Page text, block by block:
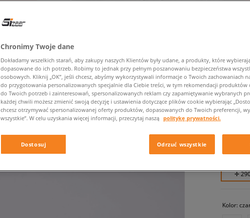
ADIDAS
damskie,
529,99 zł
✛
Kolor:
Chronimy Twoje dane
Dokładamy wszelkich starań, aby zakupy naszych Klientów były udane, a produkty, które
dopasowane do ich potrzeb. Robimy to jednak przy pełnym poszanowaniu bezpieczeństwa
osobowych. Kliknij „OK”, jeśli chcesz, abyśmy wykorzystywali informacje o Twoich zachowaniach
do przygotowania personalizowanych specjalnie dla Ciebie treści, w tym rekomendacji produktów
do Twoich potrzeb i zainteresowań, spersonalizowanych reklam czy zapamiętywanie wybranych
każdej chwili możesz zmienić swoją decyzję i ustawienia dotyczące plików cookie wybierając
chcesz otrzymywać spersonalizowanej oferty produktów, dopasowanych do Twoich preferencji,
wszystkie”. W celu uzyskania więcej informacji, przeczytaj naszą politykę prywatności.
Dostosuj Odrzuć wszystkie